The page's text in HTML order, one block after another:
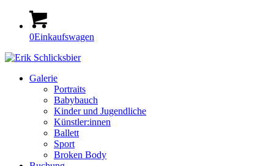
0Einkaufswagen
Galerie
Portraits
Babybauch
Kinder und Jugendliche
Künstler:innen
Ballett
Sport
Broken Body